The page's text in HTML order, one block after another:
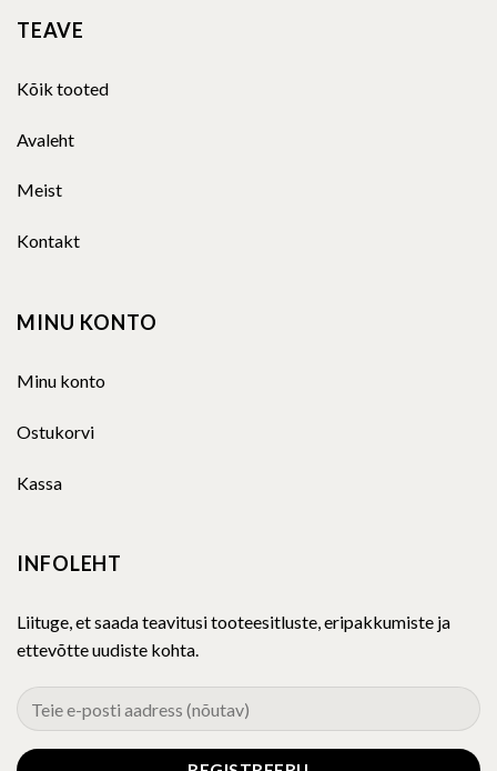
TEAVE
Kõik tooted
Avaleht
Meist
Kontakt
MINU KONTO
Minu konto
Ostukorvi
Kassa
INFOLEHT
Liituge, et saada teavitusi tooteesitluste, eripakkumiste ja
ettevõtte uudiste kohta.